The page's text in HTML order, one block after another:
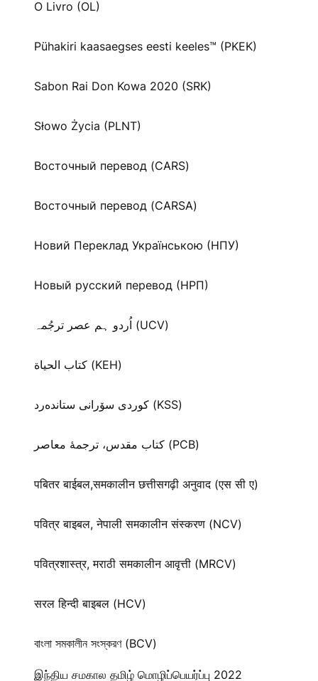
O Livro (OL)
Pühakiri kaasaegses eesti keeles™ (PKEK)
Sabon Rai Don Kowa 2020 (SRK)
Słowo Życia (PLNT)
Восточный перевод (CARS)
Восточный перевод (CARSA)
Новий Переклад Українською (НПУ)
Новый русский перевод (НРП)
اُردو ہم عصر ترجُمہ (UCV)
كتاب الحياة (KEH)
كوردی سۆرانی ستانده‌رد (KSS)
کتاب مقدس، ترجمۀ معاصر (PCB)
पबितर बाईबल,समकालीन छत्तीसगढ़ी अनुवाद (एस सी ए)
पवित्र बाइबल, नेपाली समकालीन संस्करण (NCV)
पवित्रशास्त्र, मराठी समकालीन आवृत्ती (MRCV)
सरल हिन्दी बाइबल (HCV)
বাংলা সমকালীন সংস্করণ (BCV)
இந்திய சமகால தமிழ் மொழிப்பெயர்ப்பு 2022